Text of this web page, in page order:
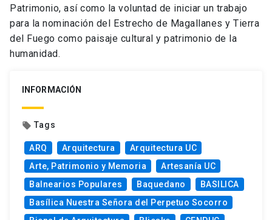
Patrimonio, así como la voluntad de iniciar un trabajo
para la nominación del Estrecho de Magallanes y Tierra
del Fuego como paisaje cultural y patrimonio de la
humanidad.
INFORMACIÓN
local_offer Tags
ARQ Arquitectura
Arquitectura UC
Arte, Patrimonio y Memoria
Artesanía UC
Balnearios Populares
Baquedano
BASILICA
Basílica Nuestra Señora del Perpetuo Socorro